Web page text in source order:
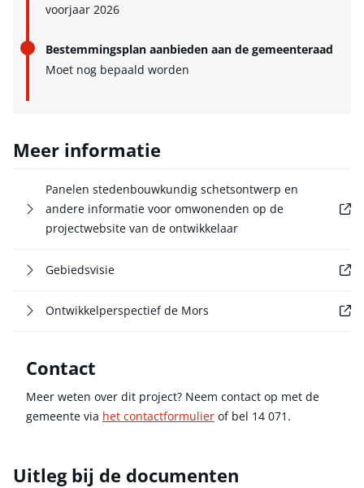
voorjaar 2026
Bestemmingsplan aanbieden aan de gemeenteraad​
Moet nog bepaald worden
Meer informatie
Panelen stedenbouwkundig schetsontwerp en
andere informatie voor omwonenden op de
projectwebsite van de ontwikkelaarExterne link
GebiedsvisieExterne link
Ontwikkelperspectief de Mors
Contact
Meer weten over dit project? Neem contact op met de
gemeente via het contactformulier of bel 14 071.
Uitleg bij de documenten